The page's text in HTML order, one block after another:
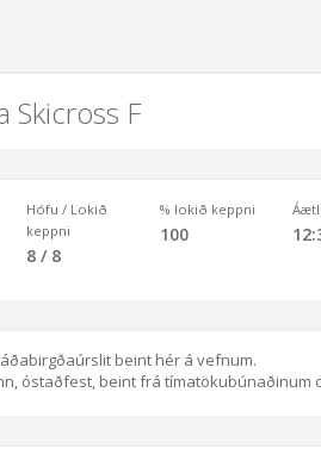
Skicross F
Hófu / Lokið
keppni
8 / 8
% lokið keppni
100
beint hér á vefnum.
óstaðfest, beint frá